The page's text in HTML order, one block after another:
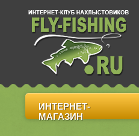
ИНТЕРНЕТ-
МАГАЗИН